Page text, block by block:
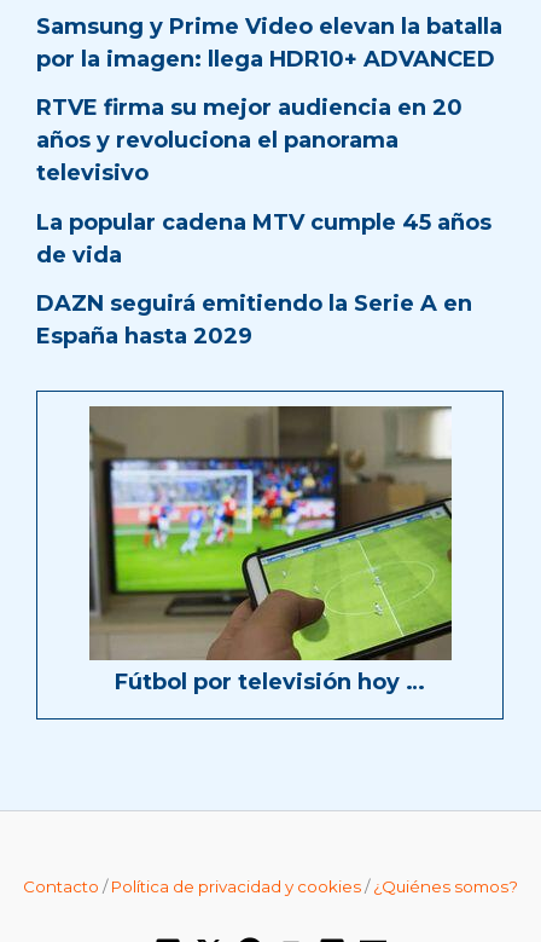
Samsung y Prime Video elevan la batalla
por la imagen: llega HDR10+ ADVANCED
RTVE firma su mejor audiencia en 20
años y revoluciona el panorama
televisivo
La popular cadena MTV cumple 45 años
de vida
DAZN seguirá emitiendo la Serie A en
España hasta 2029
Fútbol por televisión hoy …
Contacto /Política de privacidad y cookies/¿Quiénes somos?